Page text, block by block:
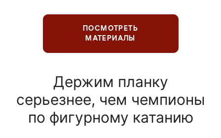
ПОСМОТРЕТЬ
МАТЕРИАЛЫ
Держим планку
серьезнее, чем чемпионы
по фигурному катанию